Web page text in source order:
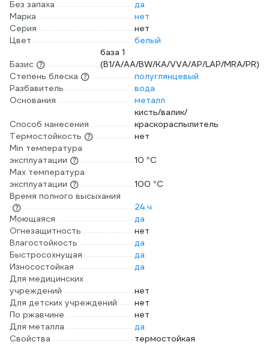
Без запаха
да
Марка
нет
Серия
нет
Цвет
белый
Базис
база 1
(B1/A/AA/BW/KA/VVA/AP/LAP/MRA/PR)
Степень блеска
полуглянцевый
Разбавитель
вода
Основания
металл
Способ нанесения
кисть/валик/
краскораспылитель
Термостойкость
нет
Min температура
эксплуатации
10 °С
Max температура
эксплуатации
100 °С
Время полного высыхания
24 ч
Моющаяся
да
Огнезащитность
нет
Влагостойкость
да
Быстросохнущая
да
Износостойкая
да
Для медицинских
учреждений
нет
Для детских учреждений
нет
По ржавчине
нет
Для металла
да
Свойства
термостойкая